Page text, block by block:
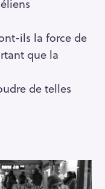
ils la force de
que la
de telles